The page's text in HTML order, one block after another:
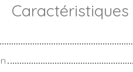
Caractéristiques